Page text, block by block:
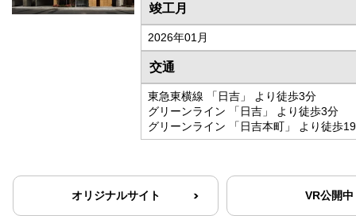
竣工月
2026年01月
交通
東急東横線 「日吉」 より徒歩3分
グリーンライン 「日吉」 より徒歩3分
グリーンライン 「日吉本町」 より徒歩
オリジナルサイト VR公開中